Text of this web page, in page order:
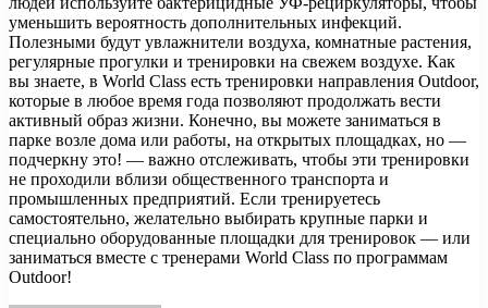
уменьшить вероятность дополнительных инфекций.
Полезными будут увлажнители воздуха, комнатные растения,
регулярные прогулки и тренировки на свежем воздухе. Как
вы знаете, в World Class есть тренировки направления Outdoor,
которые в любое время года позволяют продолжать вести
активный образ жизни. Конечно, вы можете заниматься в
парке возле дома или работы, на открытых площадках, но —
подчеркну это! — важно отслеживать, чтобы эти тренировки
не проходили вблизи общественного транспорта и
промышленных предприятий. Если тренируетесь
самостоятельно, желательно выбирать крупные парки и
специально оборудованные площадки для тренировок — или
заниматься вместе с тренерами World Class по программам
Outdoor!